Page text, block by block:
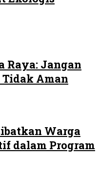
Raya: Jangan
Aman
Warga
dalam Program